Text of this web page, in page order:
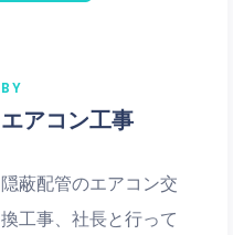
BY
エアコン工事
隠蔽配管のエアコン交
換工事、社長と行って